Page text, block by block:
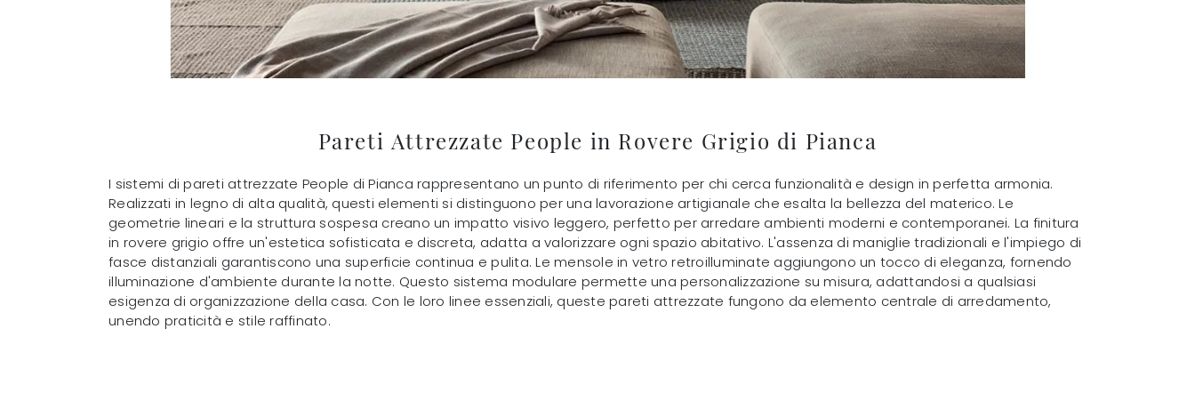
Pareti Attrezzate People in Rovere Grigio di Pianca
I sistemi di pareti attrezzate People di Pianca rappresentano un punto di riferimento per chi cerca funzionalità e design in perfetta armonia.
Realizzati in legno di alta qualità, questi elementi si distinguono per una lavorazione artigianale che esalta la bellezza del materico. Le
geometrie lineari e la struttura sospesa creano un impatto visivo leggero, perfetto per arredare ambienti moderni e contemporanei. La finitura
in rovere grigio offre un'estetica sofisticata e discreta, adatta a valorizzare ogni spazio abitativo. L'assenza di maniglie tradizionali e l'impiego di
fasce distanziali garantiscono una superficie continua e pulita. Le mensole in vetro retroilluminate aggiungono un tocco di eleganza, fornendo
illuminazione d'ambiente durante la notte. Questo sistema modulare permette una personalizzazione su misura, adattandosi a qualsiasi
esigenza di organizzazione della casa. Con le loro linee essenziali, queste pareti attrezzate fungono da elemento centrale di arredamento,
unendo praticità e stile raffinato.